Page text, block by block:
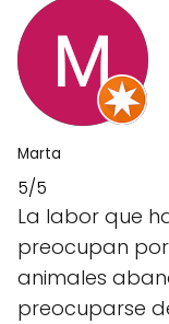
Marta
5/5
La labor que
preocupan
animales
preocuparse